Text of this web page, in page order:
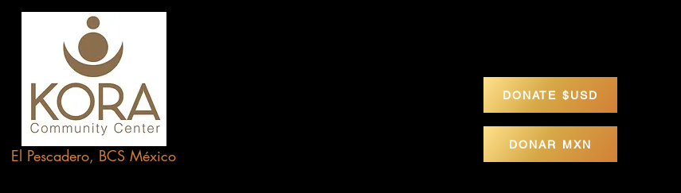
El Pescadero, BCS México
DONATE $USD
DONAR MXN